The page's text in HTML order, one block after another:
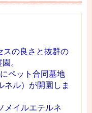
スの良さと抜群の
。
ペット合同墓地
ネル）が開園しま
メイルエテルネ